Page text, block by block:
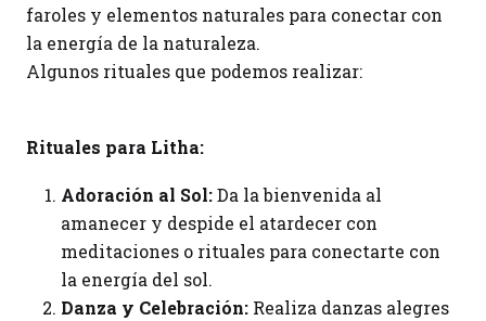
faroles y elementos naturales para conectar con
la energía de la naturaleza.
Algunos rituales que podemos realizar:
Rituales para Litha:
Adoración al Sol:Da la bienvenida al
amanecer y despide el atardecer con
meditaciones o rituales para conectarte con
la energía del sol.
Danza y Celebración: Realiza danzas alegres